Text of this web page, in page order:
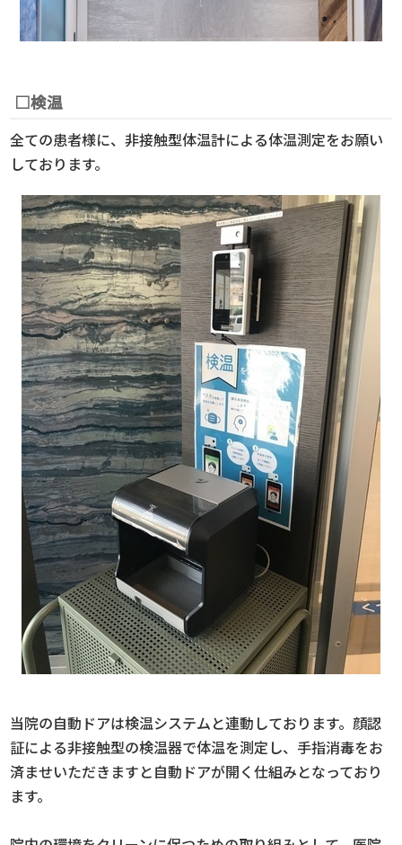
□検温
全ての患者様に、非接触型体温計による体温測定をお願い
しております。
当院の自動ドアは検温システムと連動しております。顔認
証による非接触型の検温器で体温を測定し、手指消毒をお
済ませいただきますと自動ドアが開く仕組みとなっており
ます。